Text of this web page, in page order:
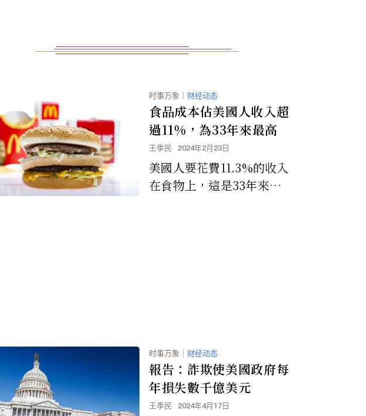
时事万象 ｜ 财经动态
食品成本佔美國人收入超
過11%，為33年來最高
王季民 2024年2月23日
美國人要花費11.3%的收入
在食物上，這是33年來的
时事万象 ｜ 财经动态
報告：詐欺使美國政府每
年損失數千億美元
王季民 2024年4月17日